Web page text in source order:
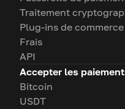
Traitement
Plug-ins de
Frais
API
Accepter les
Bitcoin
USDT